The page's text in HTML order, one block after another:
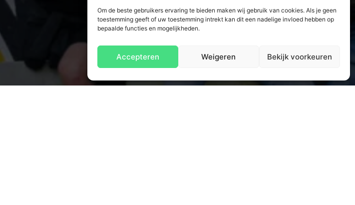
Om de beste gebruikers ervaring te bieden maken wij gebruik van cookies. Als je geen
toestemming geeft of uw toestemming intrekt kan dit een nadelige invloed hebben op
bepaalde functies en mogelijkheden.
Accepteren Weigeren Bekijk voorkeuren